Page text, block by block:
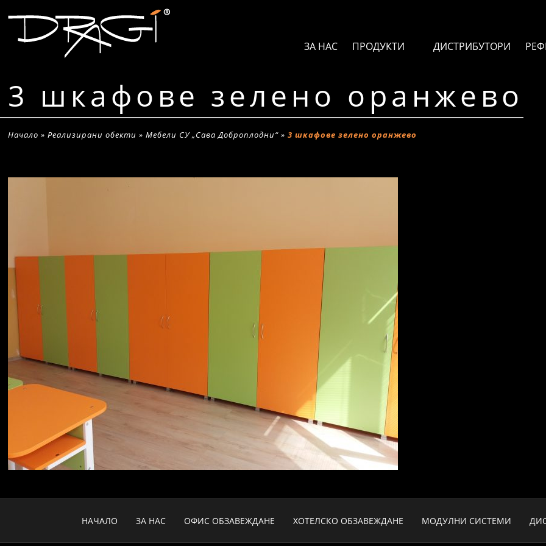
ЗА НАС ПРОДУКТИ ДИСТРИБУТОРИ
3 шкафове зелено оранжево
Начало »Реализирани обекти »Мебели СУ „Сава Доброплодни“ »3 шкафове зелено оранжево
НАЧАЛО ЗА НАС ОФИС ОБЗАВЕЖДАНЕ ХОТЕЛСКО ОБЗАВЕЖДАНЕ МОДУЛНИ СИСТЕМИ